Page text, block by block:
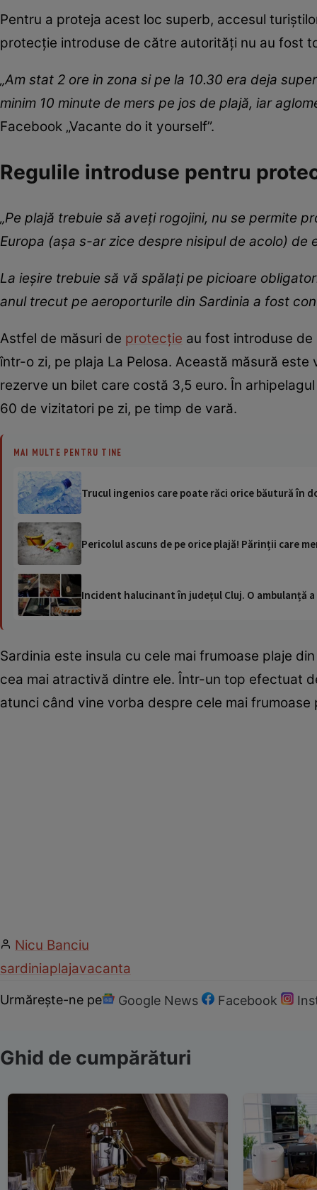
Pentru a proteja acest loc superb, accesul
protecție introduse de către autorități nu au fost
„Am stat 2 ore in zona si pe la 10.30 era deja
minim 10 minute de mers pe jos de plajă, iar
Facebook „Vacante do it yourself”.
Regulile introduse pentru
„Pe plajă trebuie să aveți rogojini, nu se permite
Europa (așa s-ar zice despre nisipul de acolo) de
La ieșire trebuie să vă spălați pe picioare
anul trecut pe aeroporturile din Sardinia a fost
Astfel de măsuri de protecție au fost introduse de
într-o zi, pe plaja La Pelosa. Această măsură
rezerve un bilet care costă 3,5 euro. În
60 de vizitatori pe zi, pe timp de vară.
MAI MULTE PENTRU TINE
Trucul ingenios care poate răci orice băutură în
Pericolul ascuns de pe orice plajă! Părinții care
Incident halucinant în județul Cluj. O ambulanță
Sardinia este insula cu cele mai frumoase plaje
cea mai atractivă dintre ele. Într-un top efectuat
atunci când vine vorba despre cele mai frumoase
Nicu Banciu
sardiniaplajavacanta
Urmărește-ne pe Google News Facebook
Ghid de cumpărături